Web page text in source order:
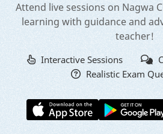
Attend live sessions on Nagwa
learning with guidance and
teacher!
Interactive Sessions
Realistic Exam